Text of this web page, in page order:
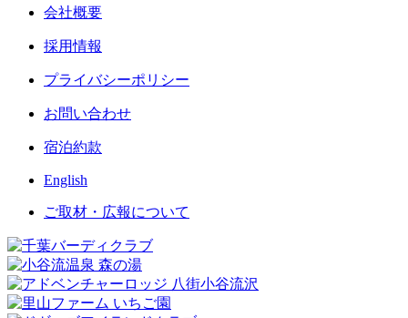
会社概要
採用情報
プライバシーポリシー
お問い合わせ
宿泊約款
English
ご取材・広報について